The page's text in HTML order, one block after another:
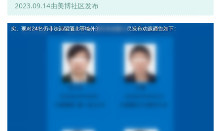
2023.09.14由美博社区发布